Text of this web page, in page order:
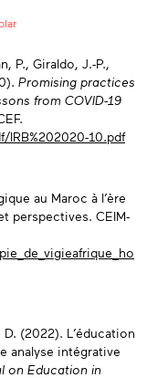
P., Giraldo, J.-P.,
Promising practices
from COVID-19
10.pdf
au Maroc à l’ère
perspectives. CEIM-
(2022). L’éducation
analyse intégrative
on Education in